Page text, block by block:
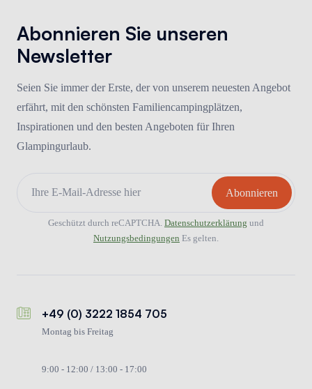
Abonnieren Sie unseren
Newsletter
Seien Sie immer der Erste, der von unserem neuesten Angebot
erfährt, mit den schönsten Familiencampingplätzen,
Inspirationen und den besten Angeboten für Ihren
Glampingurlaub.
Geschützt durch reCAPTCHA. Datenschutzerklärung und
Nutzungsbedingungen Es gelten.
+49 (0) 3222 1854 705
Montag bis Freitag
9:00 - 12:00 / 13:00 - 17:00